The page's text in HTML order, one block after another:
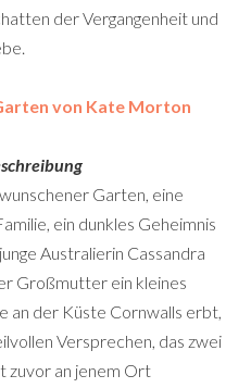
der Vergangenheit und
von Kate Morton
Garten, eine
ein dunkles Geheimnis
Australierin Cassandra
Großmutter ein kleines
an der Küste Cornwalls erbt,
Versprechen, das zwei
zuvor an jenem Ort